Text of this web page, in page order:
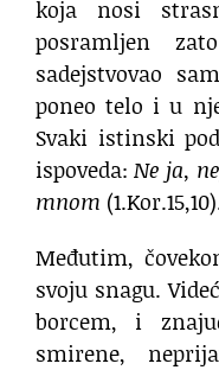
koja nosi
posramljen
sadejstvovao
poneo telo i u
Svaki istinski
ispoveda:Ne ja,
mnom
Međutim,
svoju snagu.
borcem, i
smirene,